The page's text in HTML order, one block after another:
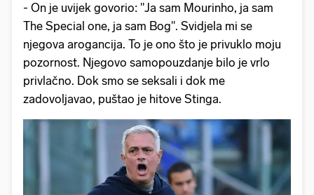
- On je uvijek govorio: "Ja sam Mourinho, ja sam
The Special one, ja sam Bog". Svidjela mi se
njegova arogancija. To je ono što je privuklo moju
pozornost. Njegovo samopouzdanje bilo je vrlo
privlačno. Dok smo se seksali i dok me
zadovoljavao, puštao je hitove Stinga.